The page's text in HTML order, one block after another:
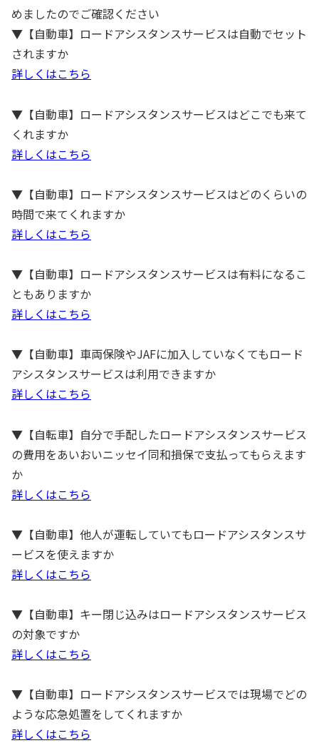
めましたのでご確認ください
▼【自動車】ロードアシスタンスサービスは自動でセット
されますか
詳しくはこちら
▼【自動車】ロードアシスタンスサービスはどこでも来て
くれますか
詳しくはこちら
▼【自動車】ロードアシスタンスサービスはどのくらいの
時間で来てくれますか
詳しくはこちら
▼【自動車】ロードアシスタンスサービスは有料になるこ
ともありますか
詳しくはこちら
▼【自動車】車両保険やJAFに加入していなくてもロード
アシスタンスサービスは利用できますか
詳しくはこちら
▼【自転車】自分で手配したロードアシスタンスサービス
の費用をあいおいニッセイ同和損保で支払ってもらえます
か
詳しくはこちら
▼【自動車】他人が運転していてもロードアシスタンスサ
ービスを使えますか
詳しくはこちら
▼【自動車】キー閉じ込みはロードアシスタンスサービス
の対象ですか
詳しくはこちら
▼【自動車】ロードアシスタンスサービスでは現場でどの
ような応急処置をしてくれますか
詳しくはこちら